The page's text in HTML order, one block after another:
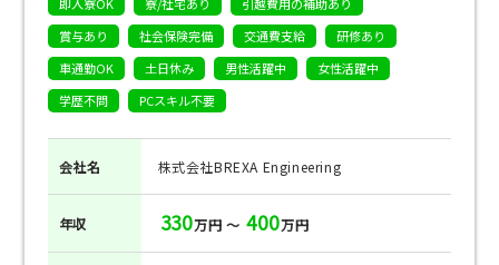
賞与あり
社会保険完備 交通費支給
研修あり
車通勤OK
土日休み 男性活躍中
女性活躍中
学歴不問
PCスキル不要
会社名 株式会社BREXA Engineering
年収 330万円 ～ 400万円